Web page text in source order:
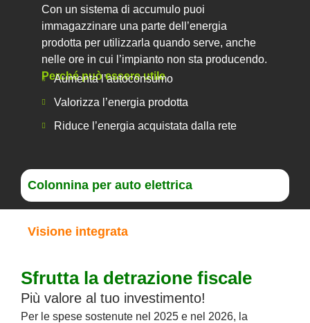
Colonnina per auto elettrica
Visione integrata
Con un sistema di accumulo puoi
immagazzinare una parte dell’energia
prodotta per utilizzarla quando serve, anche
nelle ore in cui l’impianto non sta producendo.
Perché può essere utile
Aumenta l’autoconsumo
Valorizza l’energia prodotta
Riduce l’energia acquistata dalla rete
Sfrutta la detrazione fiscale
Più valore al tuo investimento!
Per le spese sostenute nel 2025 e nel 2026, la